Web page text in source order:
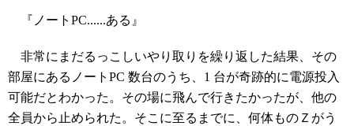
『ノートPC......ある』
非常にまだるっこしいやり取りを繰り返した結果、その
部屋にあるノートPC 数台のうち、1 台が奇跡的に電源投入
可能だとわかった。その場に飛んで行きたかったが、他の
全員から止められた。そこに至るまでに、何体ものＺがう